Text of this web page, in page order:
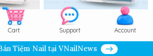
Cart Support Account
Tiệm Nail tại VNailNews